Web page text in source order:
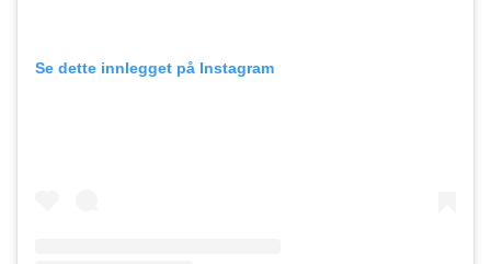
Se dette innlegget på Instagram